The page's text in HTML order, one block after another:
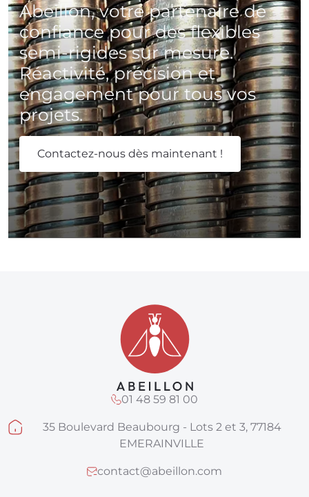
Abeillon, votre partenaire de
confiance pour des flexibles
semi-rigides sur mesure.
Réactivité, précision et
engagement pour tous vos
projets.
Contactez-nous dès maintenant !
01 48 59 81 00
35 Boulevard Beaubourg - Lots 2 et 3, 77184
EMERAINVILLE
contact@abeillon.com